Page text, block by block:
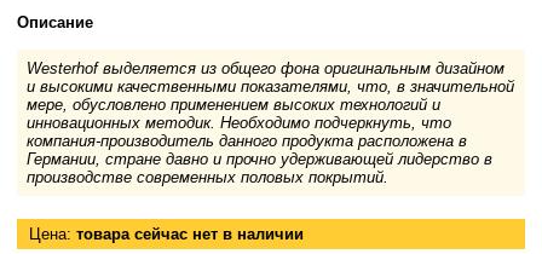
Описание
Westerhof выделяется из общего фона оригинальным дизайном
и высокими качественными показателями, что, в значительной
мере, обусловлено применением высоких технологий и
инновационных методик. Необходимо подчеркнуть, что
компания-производитель данного продукта расположена в
Германии, стране давно и прочно удерживающей лидерство в
производстве современных половых покрытий.
Цена: товара сейчас нет в наличии